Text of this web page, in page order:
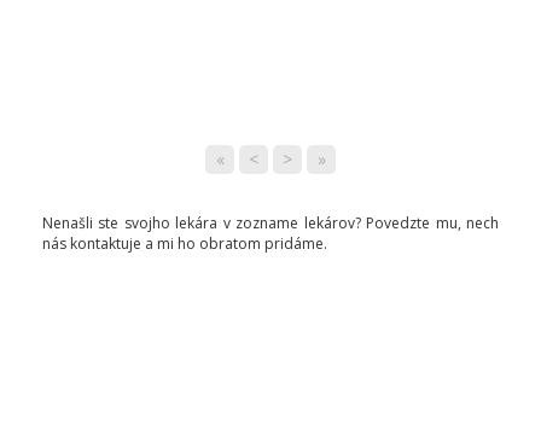
« < > »
Nenašli ste svojho lekára v zozname lekárov? Povedzte mu, nech
nás kontaktuje a mi ho obratom pridáme.